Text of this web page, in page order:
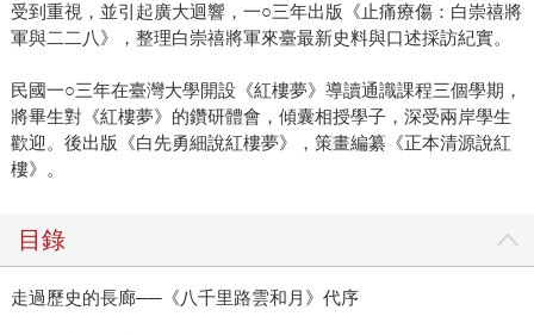
受到重視，並引起廣大迴響，一○三年出版《止痛療傷：白崇禧將
軍與二二八》，整理白崇禧將軍來臺最新史料與口述採訪紀實。
民國一○三年在臺灣大學開設《紅樓夢》導讀通識課程三個學期，
將畢生對《紅樓夢》的鑽研體會，傾囊相授學子，深受兩岸學生
歡迎。後出版《白先勇細說紅樓夢》，策畫編纂《正本清源說紅
樓》。
目錄
走過歷史的長廊──《八千里路雲和月》代序